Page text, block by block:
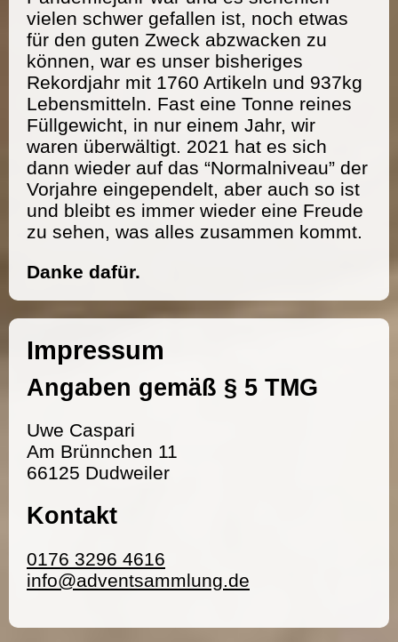
vielen schwer gefallen ist, noch etwas
für den guten Zweck abzwacken zu
können, war es unser bisheriges
Rekordjahr mit 1760 Artikeln und 937kg
Lebensmitteln. Fast eine Tonne reines
Füllgewicht, in nur einem Jahr, wir
waren überwältigt. 2021 hat es sich
dann wieder auf das “Normalniveau” der
Vorjahre eingependelt, aber auch so ist
und bleibt es immer wieder eine Freude
zu sehen, was alles zusammen kommt.
Danke dafür.
Impressum
Angaben gemäß § 5 TMG
Uwe Caspari
Am Brünnchen 11
66125 Dudweiler
Kontakt
0176 3296 4616
info@adventsammlung.de